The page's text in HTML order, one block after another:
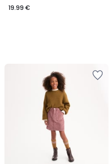
19.99 €